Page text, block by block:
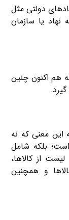
دولتی مثل
یا سازمان
هم اکنون چنین
این معنی که نه
بلکه شامل
از کالاها،
و همچنین